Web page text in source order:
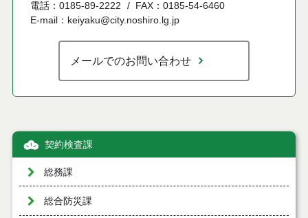
電話：0185-89-2222
FAX：0185-54-6460
E-mail：keiyaku@city.noshiro.lg.jp
メールでのお問い合わせ
契約検査課
総務課
総合防災課